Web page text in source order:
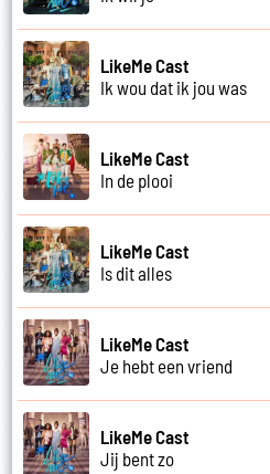
LikeMe Cast
Ik wou dat ik jou was
LikeMe Cast
In de plooi
LikeMe Cast
Is dit alles
LikeMe Cast
Je hebt een vriend
LikeMe Cast
Jij bent zo